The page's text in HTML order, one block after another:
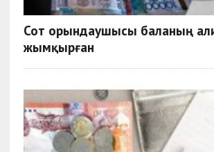
Сот орындаушысы баланың
жымқырған